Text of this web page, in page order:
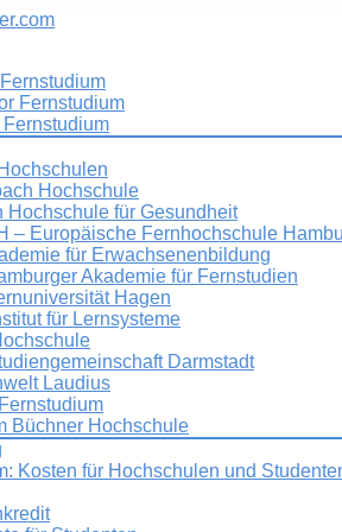
Fernstudium
Fernstudium
Hochschule
Hochschule für Gesundheit
– Europäische Fernhochschule
für Erwachsenenbildung
Akademie für Fernstudien
Hagen
für Lernsysteme
Darmstadt
Laudius
Büchner Hochschule
Kosten für Hochschulen und